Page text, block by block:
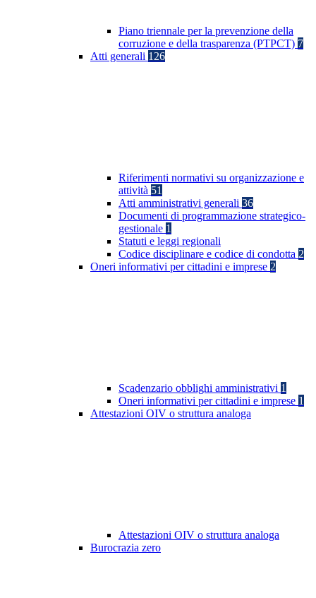
Piano triennale per la prevenzione della
corruzione e della trasparenza (PTPCT) 7
Atti generali 126
Riferimenti normativi su organizzazione e
attività 51
Atti amministrativi generali 36
Documenti di programmazione strategico-
gestionale 1
Statuti e leggi regionali
Codice disciplinare e codice di condotta 2
Oneri informativi per cittadini e imprese 2
Scadenzario obblighi amministrativi 1
Oneri informativi per cittadini e imprese 1
Attestazioni OIV o struttura analoga
Attestazioni OIV o struttura analoga
Burocrazia zero